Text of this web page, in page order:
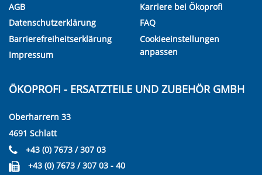
AGB
Datenschutzerklärung
Barrierefreiheitserklärung
Impressum
Karriere bei Ökoprofi
FAQ
Cookieeinstellungen
anpassen
ÖKOPROFI - ERSATZTEILE UND ZUBEHÖR GMBH
Oberharrern 33
4691 Schlatt
+43 (0) 7673 / 307 03
+43 (0) 7673 / 307 03 - 40